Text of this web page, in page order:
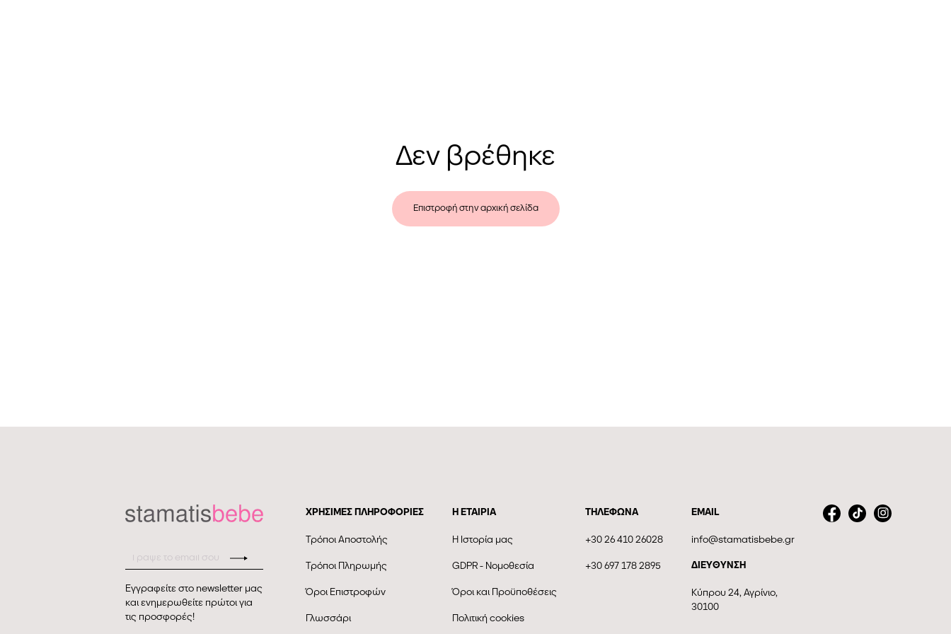
Δεν βρέθηκε
Επιστροφή στην αρχική σελίδα
Εγγραφείτε στο newsletter μας
και ενημερωθείτε πρώτοι για
τις προσφορές!
ΧΡΗΣΙΜΕΣ ΠΛΗΡΟΦΟΡΙΕΣ
Τρόποι Αποστολής
Τρόποι Πληρωμής
Όροι Επιστροφών
Γλωσσάρι
Η ΕΤΑΙΡΊΑ
Η Ιστορία μας
GDPR - Νομοθεσία
Όροι και Προϋποθέσεις
Πολιτική cookies
ΤΗΛΕΦΩΝΑ
+30 26 410 26028
+30 697 178 2895
EMAIL
info@stamatisbebe.gr
ΔΙΕΥΘΥΝΣΗ
Κύπρου 24, Αγρίνιο,
30100